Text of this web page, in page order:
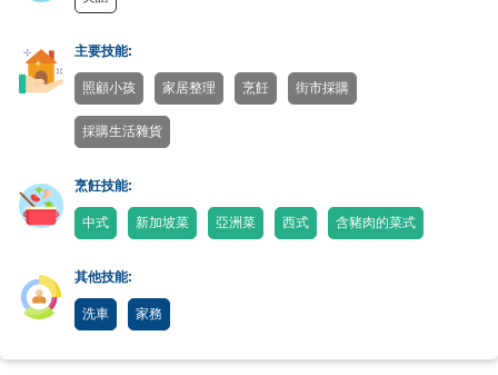
主要技能:
照顧小孩 家居整理 烹飪 街市採購
採購生活雜貨
烹飪技能:
中式 新加坡菜 亞洲菜 西式 含豬肉的菜式
其他技能:
洗車 家務